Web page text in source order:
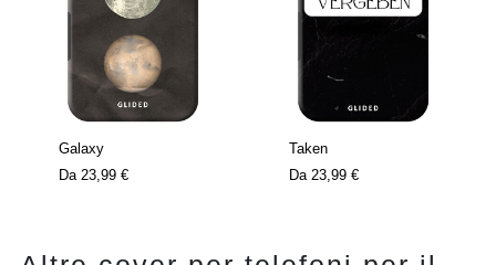
Galaxy
Da 23,99 €
Taken
Da 23,99 €